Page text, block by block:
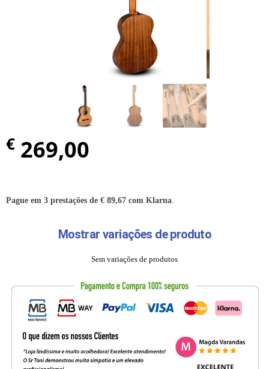
€ 269,00
Pague em 3 prestações de € 89,67 com Klarna.
Mostrar variações de produto
Sem variações de produtos